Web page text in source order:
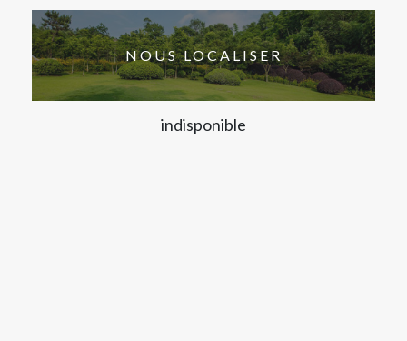
NOUS LOCALISER
indisponible